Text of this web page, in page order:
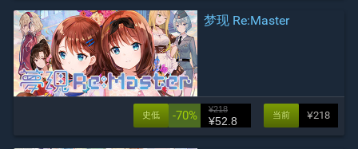
梦现 Re:Master
¥218
当前
-70% ¥218
¥52.8
史低